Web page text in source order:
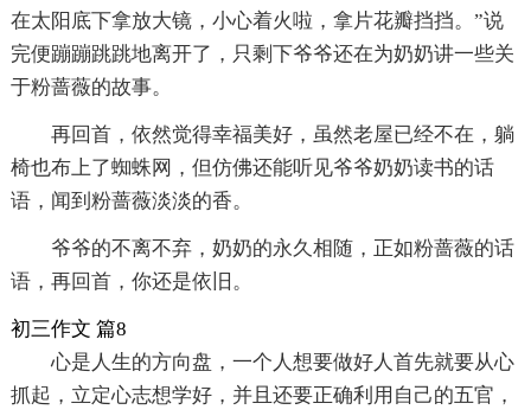
在太阳底下拿放大镜，小心着火啦，拿片花瓣挡挡。”说
完便蹦蹦跳跳地离开了，只剩下爷爷还在为奶奶讲一些关
于粉蔷薇的故事。
再回首，依然觉得幸福美好，虽然老屋已经不在，躺
椅也布上了蜘蛛网，但仿佛还能听见爷爷奶奶读书的话
语，闻到粉蔷薇淡淡的香。
爷爷的不离不弃，奶奶的永久相随，正如粉蔷薇的话
语，再回首，你还是依旧。
初三作文 篇8
心是人生的方向盘，一个人想要做好人首先就要从心
抓起，立定心志想学好，并且还要正确利用自己的五官，